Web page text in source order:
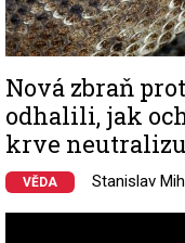
Nová zbraň
odhalili, jak
krve
VĚDA Stanislav